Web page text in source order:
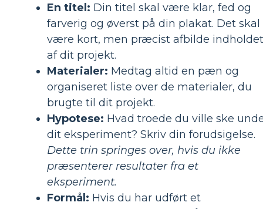
En titel: Din titel skal være klar, fed og
farverig og øverst på din plakat. Det skal
være kort, men præcist afbilde indholdet
af dit projekt.
Materialer: Medtag altid en pæn og
organiseret liste over de materialer, du
brugte til dit projekt.
Hypotese: Hvad troede du ville ske
dit eksperiment? Skriv din forudsigelse.
Dette trin springes over, hvis du ikke
præsenterer resultater fra et
eksperiment.
Formål: Hvis du har udført et